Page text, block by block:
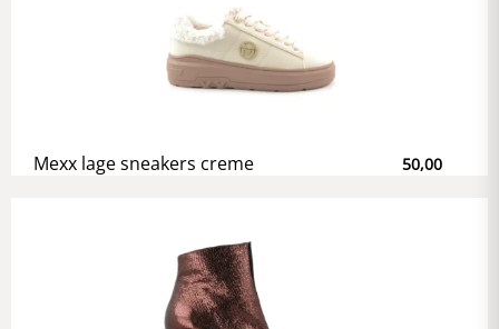
Mexx lage sneakers creme 50,00